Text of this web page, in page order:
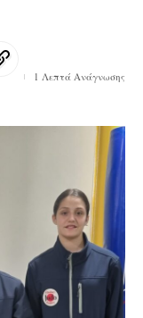
1 Λεπτά Ανάγνωσης